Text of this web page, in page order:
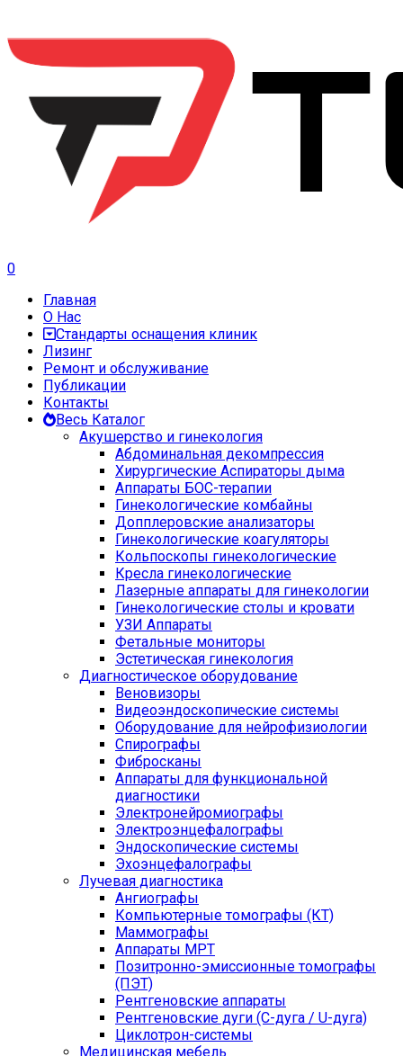
0
Главная
О Нас
Стандарты оснащения клиник
Лизинг
Ремонт и обслуживание
Публикации
Контакты
Весь Каталог
Акушерство и гинекология
Абдоминальная декомпрессия
Хирургические Аспираторы дыма
Аппараты БОС-терапии
Гинекологические комбайны
Допплеровские анализаторы
Гинекологические коагуляторы
Кольпоскопы гинекологические
Кресла гинекологические
Лазерные аппараты для гинекологии
Гинекологические столы и кровати
УЗИ Аппараты
Фетальные мониторы
Эстетическая гинекология
Диагностическое оборудование
Веновизоры
Видеоэндоскопические системы
Оборудование для нейрофизиологии
Спирографы
Фибросканы
Аппараты для функциональной
диагностики
Электронейромиографы
Электроэнцефалографы
Эндоскопические системы
Эхоэнцефалографы
Лучевая диагностика
Ангиографы
Компьютерные томографы (КТ)
Маммографы
Аппараты МРТ
Позитронно-эмиссионные томографы
(ПЭТ)
Рентгеновские аппараты
Рентгеновские дуги (С-дуга / U-дуга)
Циклотрон-системы
Медицинская мебель